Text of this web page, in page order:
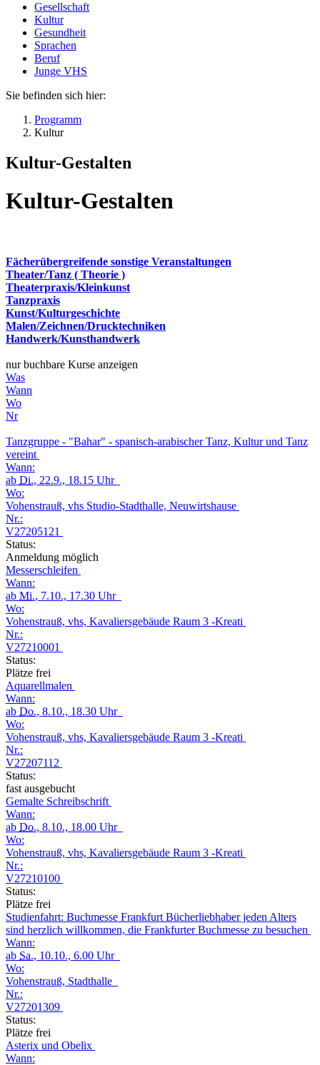
Gesellschaft
Kultur
Gesundheit
Sprachen
Beruf
Junge VHS
Sie befinden sich hier:
Programm
Kultur
Kultur-Gestalten
Kultur-Gestalten
Fächerübergreifende sonstige Veranstaltungen
Theater/Tanz ( Theorie )
Theaterpraxis/Kleinkunst
Tanzpraxis
Kunst/Kulturgeschichte
Malen/Zeichnen/Drucktechniken
Handwerk/Kunsthandwerk
nur buchbare Kurse anzeigen
Was
Wann
Wo
Nr
Tanzgruppe - "Bahar" - spanisch-arabischer Tanz, Kultur und Tanz
vereint
Wann:
ab Di., 22.9., 18.15 Uhr
Wo:
Vohenstrauß, vhs Studio-Stadthalle, Neuwirtshause
Nr.:
V27205121
Status:
Anmeldung möglich
Messerschleifen
Wann:
ab Mi., 7.10., 17.30 Uhr
Wo:
Vohenstrauß, vhs, Kavaliersgebäude Raum 3 -Kreati
Nr.:
V27210001
Status:
Plätze frei
Aquarellmalen
Wann:
ab Do., 8.10., 18.30 Uhr
Wo:
Vohenstrauß, vhs, Kavaliersgebäude Raum 3 -Kreati
Nr.:
V27207112
Status:
fast ausgebucht
Gemalte Schreibschrift
Wann:
ab Do., 8.10., 18.00 Uhr
Wo:
Vohenstrauß, vhs, Kavaliersgebäude Raum 3 -Kreati
Nr.:
V27210100
Status:
Plätze frei
Studienfahrt: Buchmesse Frankfurt Bücherliebhaber jeden Alters
sind herzlich willkommen, die Frankfurter Buchmesse zu besuchen
Wann:
ab Sa., 10.10., 6.00 Uhr
Wo:
Vohenstrauß, Stadthalle
Nr.:
V27201309
Status:
Plätze frei
Asterix und Obelix
Wann: